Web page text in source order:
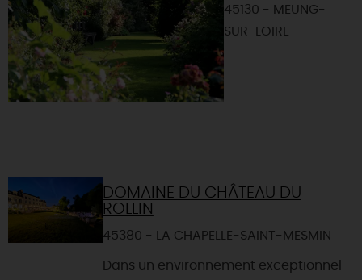
45130 - MEUNG-
SUR-LOIRE
DOMAINE DU CHÂTEAU DU
ROLLIN
45380 - LA CHAPELLE-SAINT-MESMIN
Dans un environnement exceptionnel